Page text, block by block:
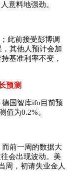
意料地强劲。
此前接受彭博调
其他人预计会加
基准利率不变，
预测
国智库ifo目前预
值为0.2%。
前一周的数据大
会出现波动。美
周，初请失业金人